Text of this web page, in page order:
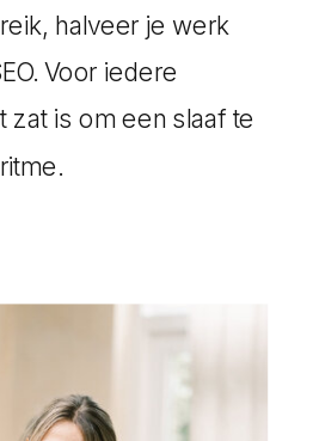
is dit helemaal
deze sessie weten
halveer je werk
Voor iedere
zat is om een slaaf te